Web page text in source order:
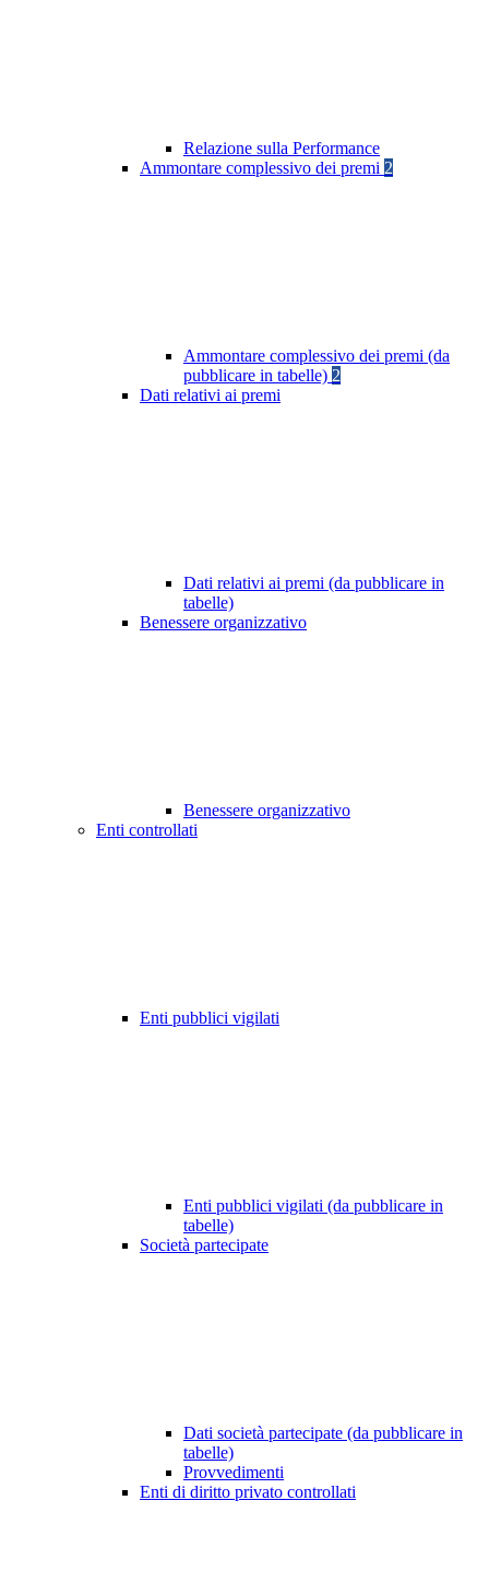
Relazione sulla Performance
Ammontare complessivo dei premi 2
Ammontare complessivo dei premi (da
pubblicare in tabelle) 2
Dati relativi ai premi
Dati relativi ai premi (da pubblicare in
tabelle)
Benessere organizzativo
Benessere organizzativo
Enti controllati
Enti pubblici vigilati
Enti pubblici vigilati (da pubblicare in
tabelle)
Società partecipate
Dati società partecipate (da pubblicare in
tabelle)
Provvedimenti
Enti di diritto privato controllati